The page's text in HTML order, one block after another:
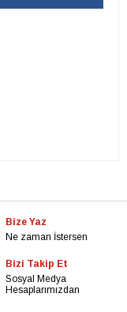
Bize Yaz
Ne zaman İstersen
Bizi Takip Et
Sosyal Medya
Hesaplarımızdan